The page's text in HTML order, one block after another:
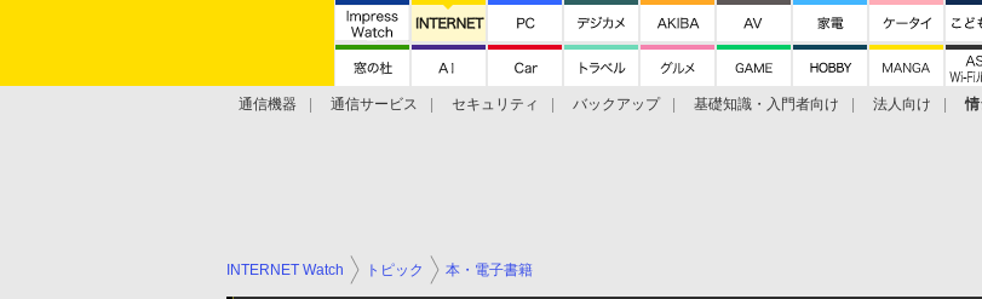
通信機器 通信サービス セキュリティ バックアップ 基礎知識・入門者向け 法人向け
INTERNET Watch トピック 本・電子書籍